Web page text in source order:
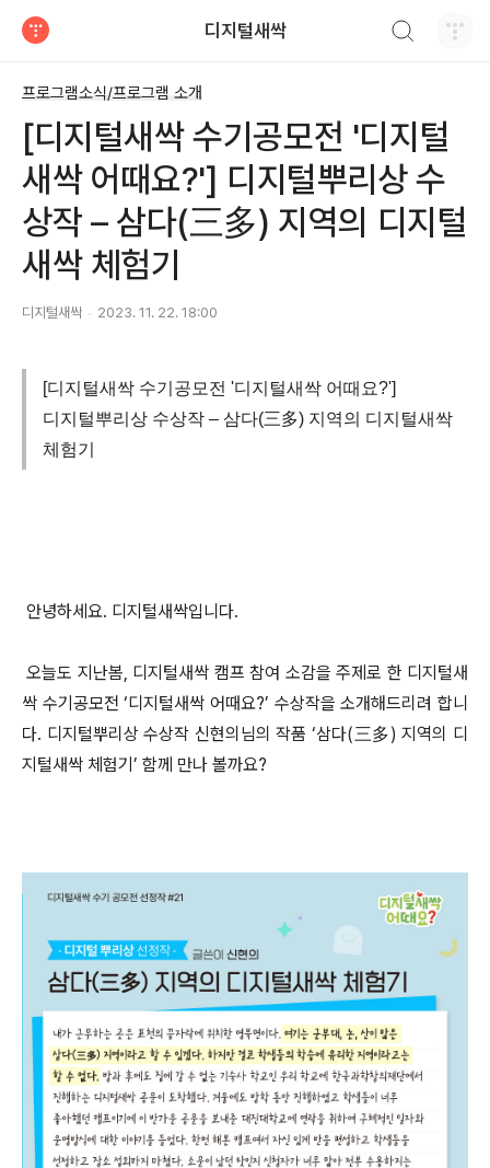
디지털새싹
프로그램소식/프로그램 소개
[디지털새싹 수기공모전 '디지털
새싹 어때요?'] 디지털뿌리상 수
상작 – 삼다(三多) 지역의 디지털
새싹 체험기
디지털새싹 2023. 11. 22. 18:00
[디지털새싹 수기공모전 '디지털새싹 어때요?']
디지털뿌리상 수상작 – 삼다(三多) 지역의 디지털새싹
체험기
안녕하세요. 디지털새싹입니다.
오늘도 지난봄, 디지털새싹 캠프 참여 소감을 주제로 한 디지털새
싹 수기공모전 ‘디지털새싹 어때요?’ 수상작을 소개해드리려 합니
다. 디지털뿌리상 수상작 신현의님의 작품 ‘삼다(三多) 지역의 디
지털새싹 체험기’ 함께 만나 볼까요?